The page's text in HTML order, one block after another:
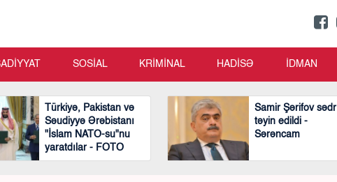
SOSİAL KRİMİNAL HADİSƏ İDMAN
Türkiyə, Pakistan və
Səudiyyə Ərəbistanı
"İslam NATO-su"nu
yaratdılar - FOTO
Samir Şərifov sədr
təyin edildi -
Sərəncam